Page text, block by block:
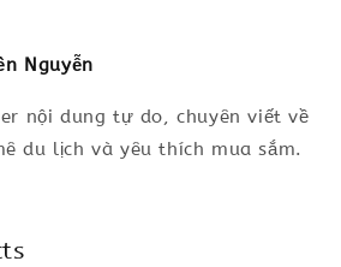
Nguyễn
nội dung tự do, chuyên viết về
du lịch và yêu thích mua sắm.